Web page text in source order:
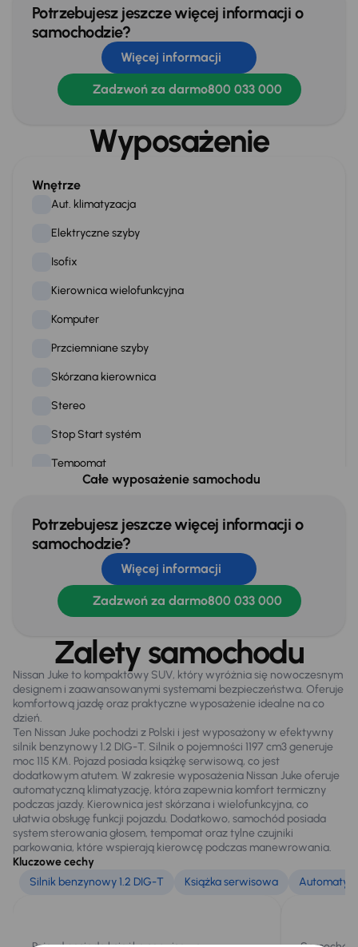
Potrzebujesz jeszcze więcej informacji o
samochodzie?
Więcej informacji
Zadzwoń za darmo800 033 000
Wyposażenie
Wnętrze
Aut. klimatyzacja
Elektryczne szyby
Isofix
Kierownica wielofunkcyjna
Komputer
Przciemniane szyby
Skórzana kierownica
Stereo
Stop Start systém
Tempomat
Zamek centralny
Na zewnątrz
Dzienne swiatla LED
Oryginalne Alufelgi
Światła przeciwmgielne
Extra
Tylne czujniki parkowania
Infotainment
System sterowania głosem
Airbag
Całe wyposażenie samochodu
Potrzebujesz jeszcze więcej informacji o
samochodzie?
Więcej informacji
Zadzwoń za darmo800 033 000
Zalety samochodu
Nissan Juke to kompaktowy SUV, który wyróżnia się nowoczesnym
designem i zaawansowanymi systemami bezpieczeństwa. Oferuje
komfortową jazdę oraz praktyczne wyposażenie idealne na co
dzień.
Ten Nissan Juke pochodzi z Polski i jest wyposażony w efektywny
silnik benzynowy 1.2 DIG-T. Silnik o pojemności 1197 cm3 generuje
moc 115 KM. Pojazd posiada książkę serwisową, co jest
dodatkowym atutem. W zakresie wyposażenia Nissan Juke oferuje
automatyczną klimatyzację, która zapewnia komfort termiczny
podczas jazdy. Kierownica jest skórzana i wielofunkcyjna, co
ułatwia obsługę funkcji pojazdu. Dodatkowo, samochód posiada
system sterowania głosem, tempomat oraz tylne czujniki
parkowania, które wspierają kierowcę podczas manewrowania.
Kluczowe cechy
Silnik benzynowy 1.2 DIG-T
Książka serwisowa